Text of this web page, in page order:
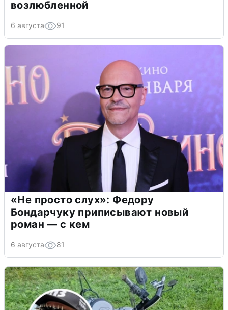
возлюбленной
6 августа 91
«Не просто слух»: Федору
Бондарчуку приписывают новый
роман — с кем
6 августа 81